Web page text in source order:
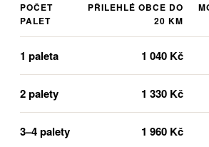
POČET
PALET
PŘILEHLÉ OBCE DO
20 KM
1 paleta 1 040 Kč
2 palety 1 330 Kč
3–4 palety 1 960 Kč